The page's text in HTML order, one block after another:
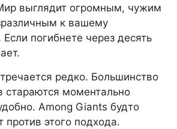
выглядит огромным, чужим
к вашему
погибнете через десять
редко. Большинство
стараются моментально
Among Giants будто
против этого подхода.